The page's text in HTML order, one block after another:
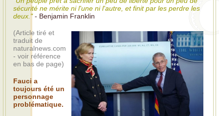
sécurité ne mérite ni l'une ni l'autre, et finit par les perdre les
deux."- Benjamin Franklin
(Article tiré et
traduit de
naturalnews.com
- voir référence
en bas de page)
Fauci a
toujours été un
personnage
problématique.